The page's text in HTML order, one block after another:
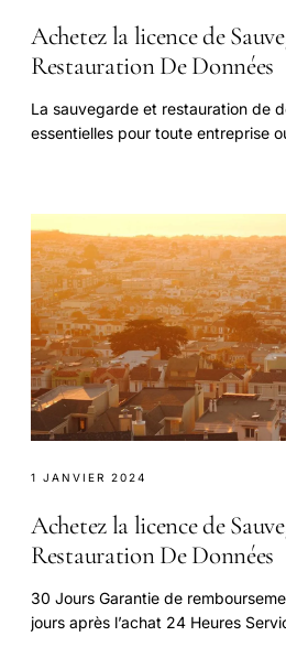
Achetez la licence de
Restauration De Données
La sauvegarde et restauration de
essentielles pour toute entreprise
1 JANVIER 2024
Achetez la licence de
Restauration De Données
30 Jours Garantie de
jours après l’achat 24 Heures